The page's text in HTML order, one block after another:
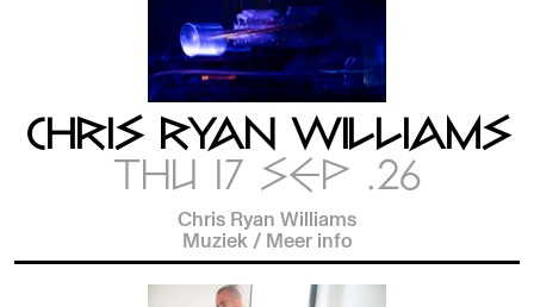
CHRIS RYAN WILLIAMS
THU 17 SEP .26
Chris Ryan Williams
Muziek /Meer info